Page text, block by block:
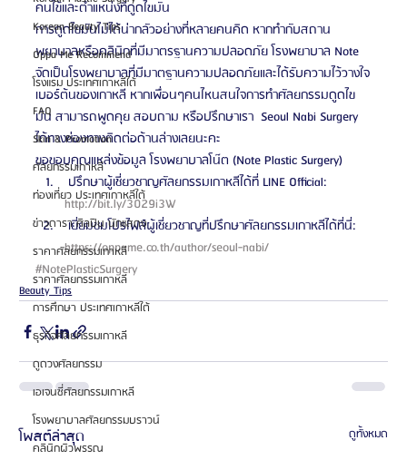
Korean Beauty Tips
Oppa Me Recommend
โรงแรม ประเทศเกาหลีใต้
FAQ
Skin & Promotion
ศัลยกรรมเกาหลี
ท่องเที่ยว ประเทศเกาหลีใต้
ข่าวดารา ศิลปิน นักแสดง
ราคาศัลยกรรมเกาหลี
ราคาศัลยกรรมเกาหลี
การศึกษา ประเทศเกาหลีใต้
ธุรกิจศัลยกรรมเกาหลี
ดูดวงศัลยกรรม
เอเจนซี่ศัลยกรรมเกาหลี
โรงพยาบาลศัลยกรรมบราวน์
คลินิกผิวพรรณ
คนไข้และตำแหน่งที่ดูดไขมัน
การดูดไขมันไม่ได้น่ากลัวอย่างที่หลายคนคิด หากทำกับสถาน
พยาบาลหรือคลินิกที่มีมาตรฐานความปลอดภัย โรงพยาบาล Note
จัดเป็นโรงพยาบาลที่มีมาตฐานความปลอดภัยและได้รับความไว้วางใจ
เบอร์ต้นของเกาหลี หากเพื่อนๆคนไหนสนใจการทำศัลยกรรมดูดไข
มัน สามารถพูดคุย สอบถาม หรือปรึกษาเรา  Seoul Nabi Surgery
ได้ทางช่องทางติดต่อด้านล่างเลยนะคะ
ขอขอบคุณแหล่งข้อมูล โรงพยาบาลโน๊ต (Note Plastic Surgery)
ปรึกษาผู้เชี่ยวชาญศัลยกรรมเกาหลีได้ที่ LINE Official:
http://bit.ly/3029i3W
เยี่ยมชมโปรไฟล์ผู้เชี่ยวชาญที่ปรึกษาศัลยกรรมเกาหลีได้ที่นี่:
https://oppame.co.th/author/seoul-nabi/
#NotePlasticSurgery
Beauty Tips
โพสต์ล่าสุด ดูทั้งหมด